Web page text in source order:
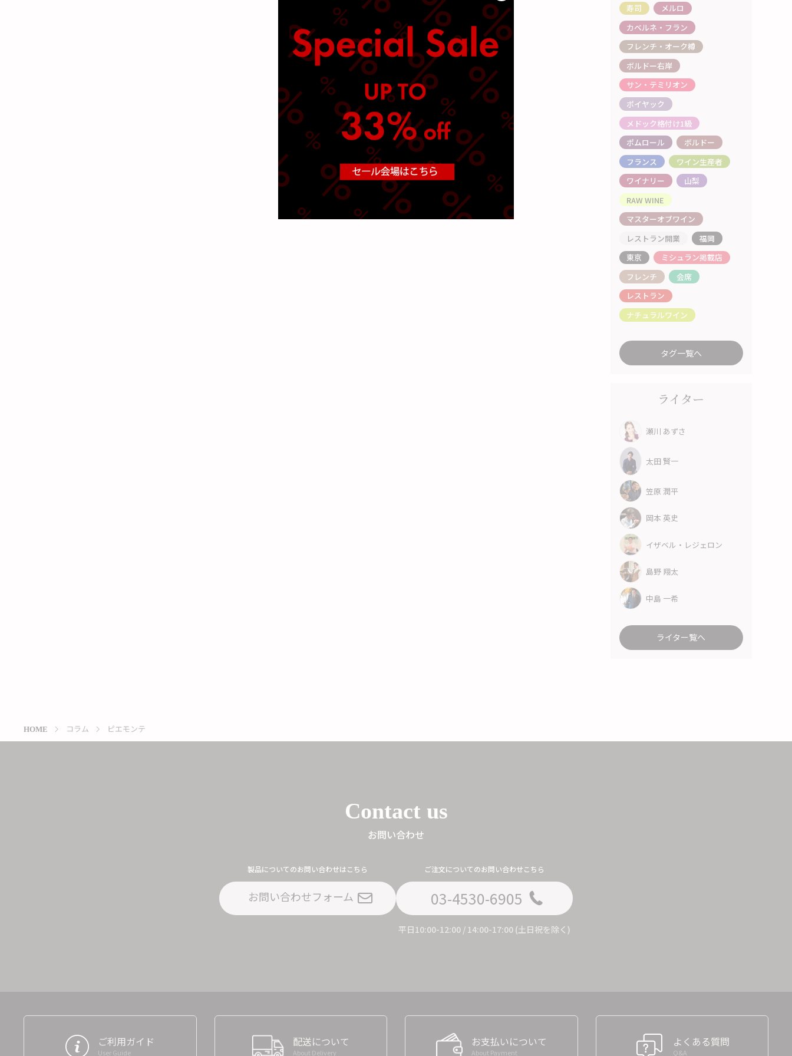
寿司
メルロ
カベルネ・フラン
フレンチ・オーク樽
ボルドー右岸
サン・テミリオン
ポイヤック
メドック格付け1級
ポムロール
ボルドー
フランス
ワイン生産者
ワイナリー
山梨
RAW WINE
マスターオブワイン
レストラン開業
福岡
東京
ミシュラン掲載店
フレンチ
会席
レストラン
ナチュラルワイン
タグ一覧へ
ライター
瀬川 あずさ
太田 賢一
笠原 潤平
岡本 英史
イザベル・レジェロン
島野 翔太
中島 一希
ライター覧へ
HOME コラム ピエモンテ
Contact us
お問い合わせ
製品についてのお問い合わせはこちら
お問い合わせフォーム
ご注文についてのお問い合わせこちら
03-4530-6905
平日10:00-12:00 / 14:00-17:00 (土日祝を除く)
ご利用ガイド
User Guide
配送について
About Delivery
お支払いについて
About Payment
よくある質問
Q&A